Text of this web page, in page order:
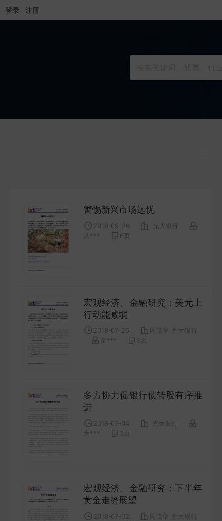
登录 注册
公司研究
COMPANY
宏观策略
会议纪要
MINUTES
财报
ANNUALS
招股书
PROSPECTUS
期货研究
FUTURES
QUANT
警惕新兴市场远忧
2018-09-26
光大银行
从***
6 页
宏观经济、金融研究：美元上
行动能减弱
2018-07-26 周茂华
光大银行
金***
5 页
多方协力促银行债转股有序推
进
2018-07-04
光大银行
为***
3 页
宏观经济、金融研究：下半年
黄金走势展望
2018-07-02 周茂华
光大银行